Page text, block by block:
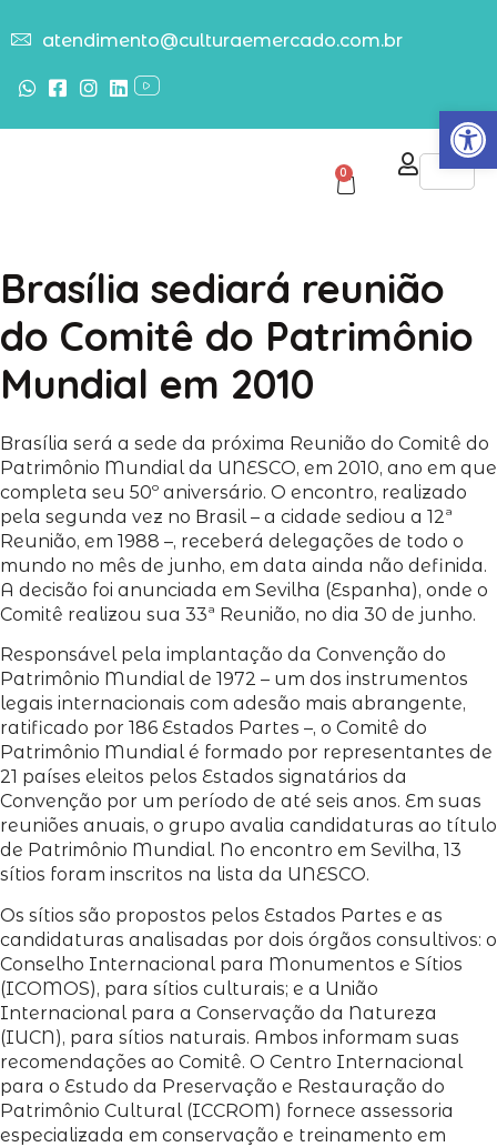
Abrir
atendimento@culturaemercado.com.br
0
Brasília sediará reunião
do Comitê do Patrimônio
Mundial em 2010
Brasília será a sede da próxima Reunião do Comitê do
Patrimônio Mundial da UNESCO, em 2010, ano em que
completa seu 50º aniversário. O encontro, realizado
pela segunda vez no Brasil – a cidade sediou a 12ª
Reunião, em 1988 –, receberá delegações de todo o
mundo no mês de junho, em data ainda não definida.
A decisão foi anunciada em Sevilha (Espanha), onde o
Comitê realizou sua 33ª Reunião, no dia 30 de junho.
Responsável pela implantação da Convenção do
Patrimônio Mundial de 1972 – um dos instrumentos
legais internacionais com adesão mais abrangente,
ratificado por 186 Estados Partes –, o Comitê do
Patrimônio Mundial é formado por representantes de
21 países eleitos pelos Estados signatários da
Convenção por um período de até seis anos. Em suas
reuniões anuais, o grupo avalia candidaturas ao título
de Patrimônio Mundial. No encontro em Sevilha, 13
sítios foram inscritos na lista da UNESCO.
Os sítios são propostos pelos Estados Partes e as
candidaturas analisadas por dois órgãos consultivos: o
Conselho Internacional para Monumentos e Sítios
(ICOMOS), para sítios culturais; e a União
Internacional para a Conservação da Natureza
(IUCN), para sítios naturais. Ambos informam suas
recomendações ao Comitê. O Centro Internacional
para o Estudo da Preservação e Restauração do
Patrimônio Cultural (ICCROM) fornece assessoria
especializada em conservação e treinamento em